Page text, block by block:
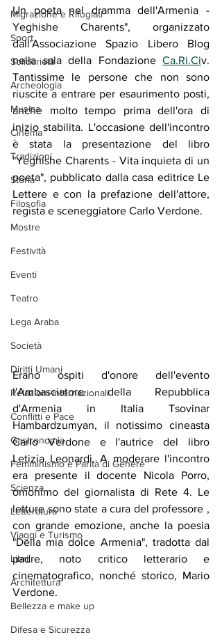
Migrazione e Rifugiati
Sport
Solidarietà
Archeologia
Musica
Cinema
Tradizioni
Storia
Filosofia
Mostre
Festività
Eventi
Teatro
Lega Araba
Società
Diritti Umani
Relazioni Internazionali
Conflitti e Pace
Gastronomia
Femminismo e Parità di Genere
Scienza
Letteratura
Viaggi e Turismo
Libri
Architettura
Bellezza e make up
Difesa e Sicurezza
Un poeta nel dramma dell'Armenia -
Yeghishe Charents", organizzato
dall'Associazione Spazio Libero Blog
nella sala della Fondazione Ca.Ri.Civ.
Tantissime le persone che non sono
riuscite a entrare per esaurimento posti,
anche molto tempo prima dell'ora di
inizio stabilita. L'occasione dell'incontro
è stata la presentazione del libro
"Yeghishe Charents - Vita inquieta di un
poeta", pubblicato dalla casa editrice Le
Lettere e con la prefazione dell'attore,
regista e sceneggiatore Carlo Verdone.
Erano ospiti d'onore dell'evento
l'Ambasciatore della Repubblica
d'Armenia in Italia Tsovinar
Hambardzumyan, il notissimo cineasta
Carlo Verdone e l'autrice del libro
Letizia Leonardi. A moderare l'incontro
era presente il docente Nicola Porro,
omonimo del giornalista di Rete 4. Le
letture sono state a cura del professore ,
con grande emozione, anche la poesia
"Della mia dolce Armenia", tradotta dal
padre, noto critico letterario e
cinematografico, nonché storico, Mario
Verdone.